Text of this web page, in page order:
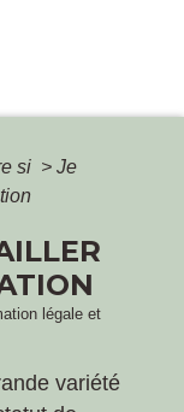
si > Je
légale et
variété